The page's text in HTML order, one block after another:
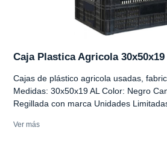
Caja Plastica Agricola
Cajas de plástico agricola usadas,
Medidas: 30x50x19 AL Color: Negro
Regillada con marca Unidades
Ver más